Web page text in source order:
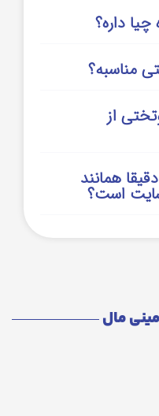
داره؟
مناسبه؟
از
همانند
است؟
مال